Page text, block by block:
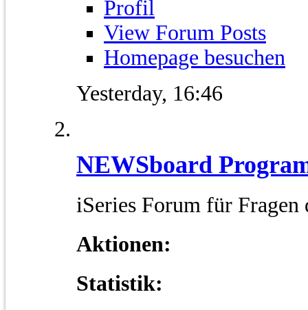
Profil
View Forum Posts
Homepage besuchen
Yesterday, 16:46
NEWSboard
iSeries Forum für
Aktionen:
Statistik: